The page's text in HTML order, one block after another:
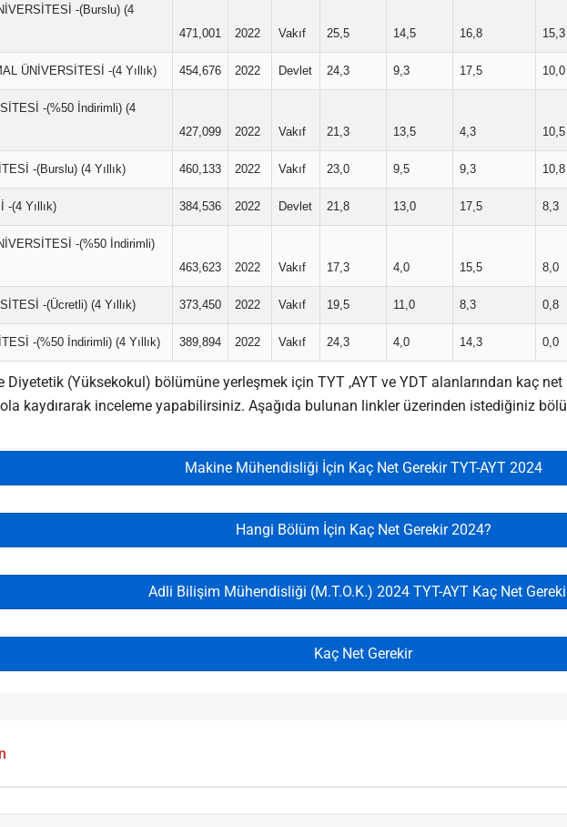
-(Burslu) (4
471,001 2022 Vakıf 25,5 14,5 16,8 15,3
ÜNİVERSİTESİ -(4 Yıllık) 454,676 2022 Devlet 24,3 9,3 17,5 10,0
-(%50 İndirimli) (4
427,099 2022 Vakıf 21,3 13,5 4,3 10,5
-(Burslu) (4 Yıllık) 460,133 2022 Vakıf 23,0 9,5 9,3 10,8
-(4 Yıllık) 384,536 2022 Devlet 21,8 13,0 17,5 8,3
-(%50 İndirimli)
463,623 2022 Vakıf 17,3 4,0 15,5 8,0
-(Ücretli) (4 Yıllık) 373,450 2022 Vakıf 19,5 11,0 8,3 0,8
-(%50 İndirimli) (4 Yıllık) 389,894 2022 Vakıf 24,3 4,0 14,3 0,0
Diyetetik (Yüksekokul) bölümüne yerleşmek için TYT ,AYT ve YDT alanlarından kaç
kaydırarak inceleme yapabilirsiniz. Aşağıda bulunan linkler üzerinden istediğiniz
Makine Mühendisliği İçin Kaç Net Gerekir TYT-AYT 2024
Hangi Bölüm İçin Kaç Net Gerekir 2024?
Adli Bilişim Mühendisliği (M.T.O.K.) 2024 TYT-AYT Kaç Net
Kaç Net Gerekir